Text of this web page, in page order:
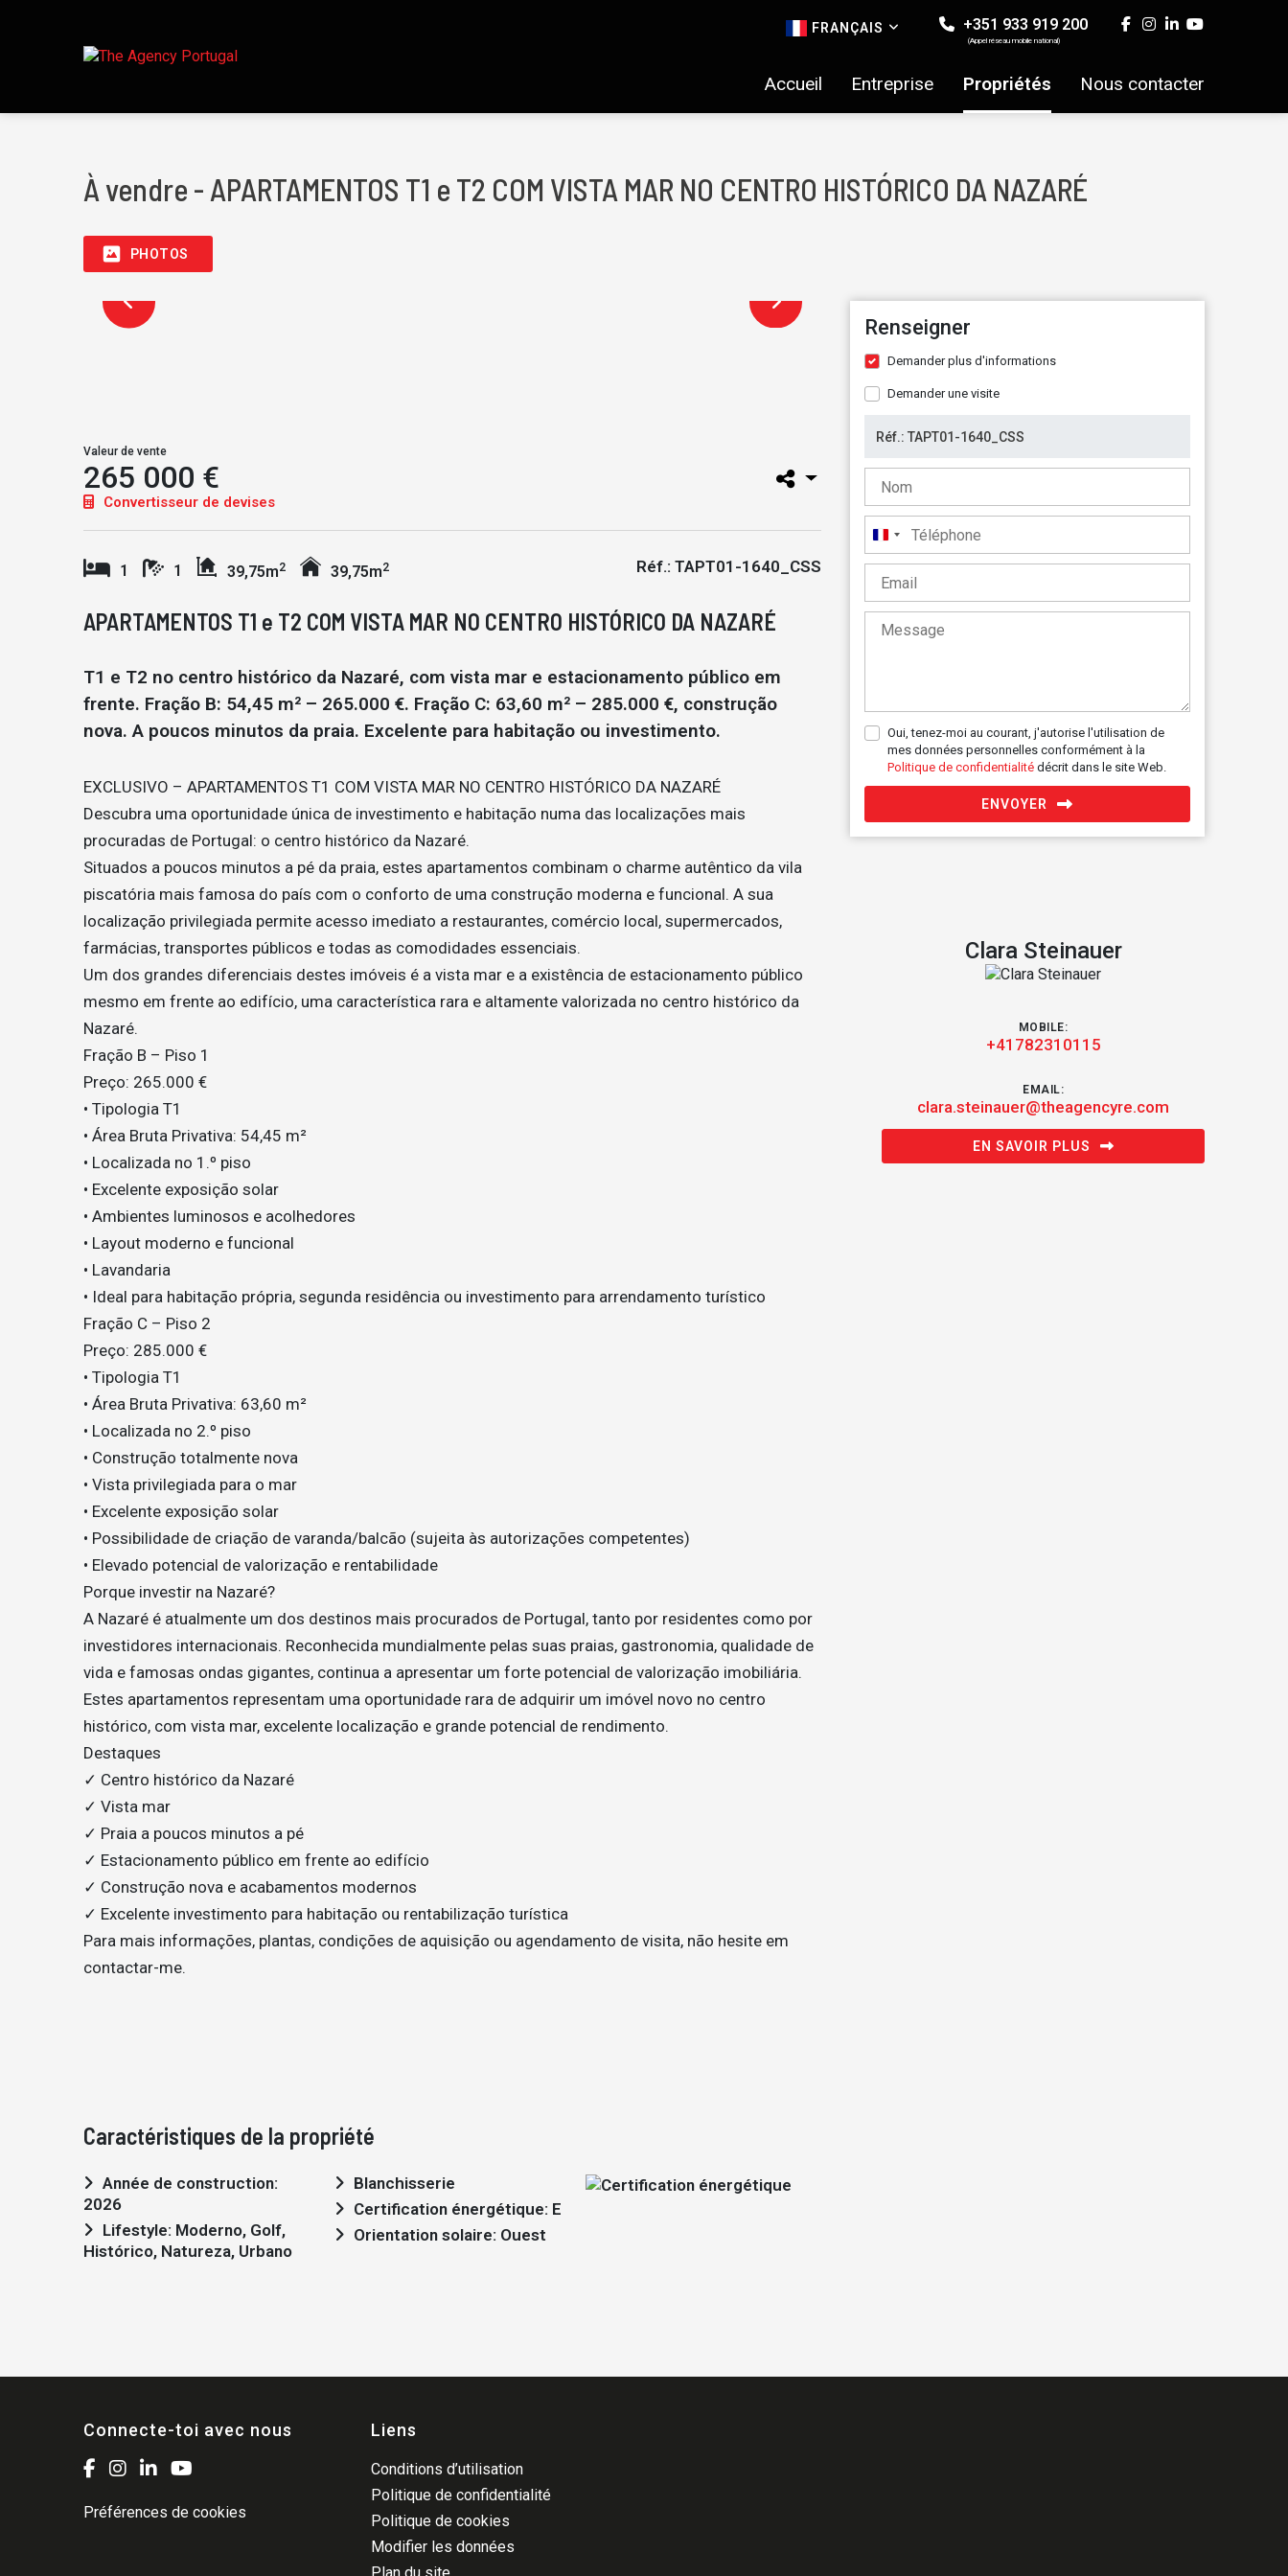
FRANÇAIS +351 933 919 200
(Appel réseau mobile national)
Accueil Entreprise Propriétés Nous contacter
À vendre - APARTAMENTOS T1 e T2 COM VISTA MAR NO CENTRO HISTÓRICO DA NAZARÉ
PHOTOS
Valeur de vente
265 000 €
Convertisseur de devises
1 1 39,75m2 39,75m2 Réf.: TAPT01-1640_CSS
APARTAMENTOS T1 e T2 COM VISTA MAR NO CENTRO HISTÓRICO DA NAZARÉ
T1 e T2 no centro histórico da Nazaré, com vista mar e estacionamento público em
frente. Fração B: 54,45 m² – 265.000 €. Fração C: 63,60 m² – 285.000 €, construção
nova. A poucos minutos da praia. Excelente para habitação ou investimento.
EXCLUSIVO – APARTAMENTOS T1 COM VISTA MAR NO CENTRO HISTÓRICO DA NAZARÉ
Descubra uma oportunidade única de investimento e habitação numa das localizações mais
procuradas de Portugal: o centro histórico da Nazaré.
Situados a poucos minutos a pé da praia, estes apartamentos combinam o charme autêntico da vila
piscatória mais famosa do país com o conforto de uma construção moderna e funcional. A sua
localização privilegiada permite acesso imediato a restaurantes, comércio local, supermercados,
farmácias, transportes públicos e todas as comodidades essenciais.
Um dos grandes diferenciais destes imóveis é a vista mar e a existência de estacionamento público
mesmo em frente ao edifício, uma característica rara e altamente valorizada no centro histórico da
Nazaré.
Fração B – Piso 1
Preço: 265.000 €
• Tipologia T1
• Área Bruta Privativa: 54,45 m²
• Localizada no 1.º piso
• Excelente exposição solar
• Ambientes luminosos e acolhedores
• Layout moderno e funcional
• Lavandaria
• Ideal para habitação própria, segunda residência ou investimento para arrendamento turístico
Fração C – Piso 2
Preço: 285.000 €
• Tipologia T1
• Área Bruta Privativa: 63,60 m²
• Localizada no 2.º piso
• Construção totalmente nova
• Vista privilegiada para o mar
• Excelente exposição solar
• Possibilidade de criação de varanda/balcão (sujeita às autorizações competentes)
• Elevado potencial de valorização e rentabilidade
Porque investir na Nazaré?
A Nazaré é atualmente um dos destinos mais procurados de Portugal, tanto por residentes como por
investidores internacionais. Reconhecida mundialmente pelas suas praias, gastronomia, qualidade de
vida e famosas ondas gigantes, continua a apresentar um forte potencial de valorização imobiliária.
Estes apartamentos representam uma oportunidade rara de adquirir um imóvel novo no centro
histórico, com vista mar, excelente localização e grande potencial de rendimento.
Destaques
✓ Centro histórico da Nazaré
✓ Vista mar
✓ Praia a poucos minutos a pé
✓ Estacionamento público em frente ao edifício
✓ Construção nova e acabamentos modernos
✓ Excelente investimento para habitação ou rentabilização turística
Para mais informações, plantas, condições de aquisição ou agendamento de visita, não hesite em
contactar-me.
Caractéristiques de la propriété
2026
Histórico, Natureza, Urbano
Blanchisserie
Certification énergétique: E
Orientation solaire: Ouest
Renseigner
Demander plus d'informations
Demander une visite
France
+33
Oui, tenez-moi au courant, j'autorise l'utilisation de
mes données personnelles conformément à la
Politique de confidentialité décrit dans le site Web.
ENVOYER
Clara Steinauer
MOBILE:
+41782310115
EMAIL:
clara.steinauer@theagencyre.com
EN SAVOIR PLUS
Connecte-toi avec nous
Préférences de cookies
Liens
Conditions d’utilisation
Politique de confidentialité
Politique de cookies
Modifier les données